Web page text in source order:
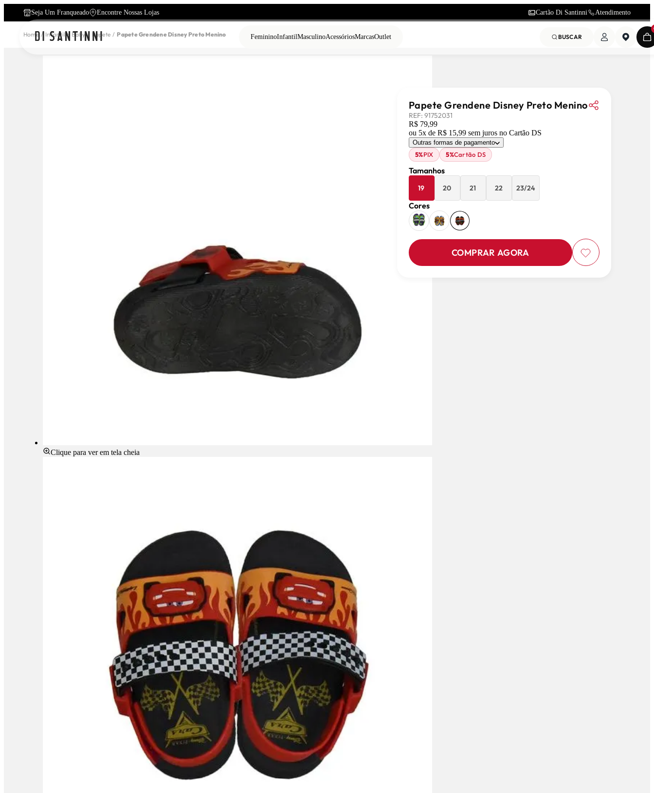
Seja Um Franqueado Encontre Nossas Lojas Cartão Di Santinni Atendimento
FemininoInfantilMasculinoAcessóriosMarcasOutlet BUSCAR
Home Infantil Baby Papete Papete Grendene Disney Preto Menino
Clique para ver em tela cheia
Papete Grendene Disney Preto Menino
REF: 91752031
R$ 79,99
ou 5x de R$ 15,99sem juros no Cartão DS
Outras formas de pagamento
5%PIX 5%Cartão DS
Tamanhos
19 20 21 22 23/24
Cores
COMPRAR AGORA